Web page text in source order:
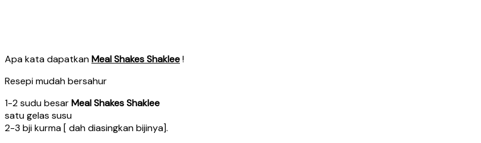
Apa kata dapatkanMeal Shakes Shaklee!
Resepi mudah bersahur
1-2 sudu besarMeal Shakes Shaklee
satu gelas susu
2-3 bji kurma [ dah diasingkan bijinya].